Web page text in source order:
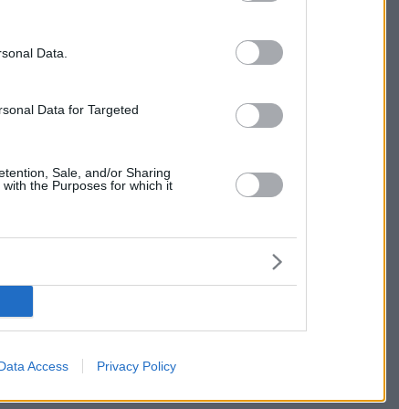
Data.
Data for Targeted
Sale, and/or Sharing
the Purposes for which it
Access Privacy Policy
τους, αποθέωσε το
«Η υποκριτική
τη λεπτότητα και
να γελάς, να κλαις και
επιτέλους αυτός ο
κρατήσει την ομιλία
να είσαι ευγνώμων»,